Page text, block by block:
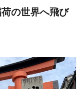
の世界へ飛び